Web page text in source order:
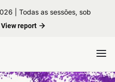
| Todas as sessões, sob
View report